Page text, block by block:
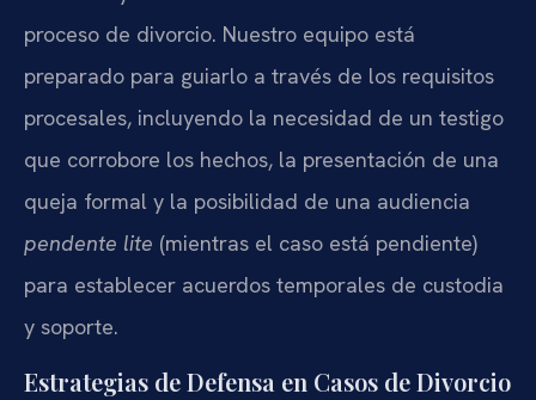
proceso de divorcio. Nuestro equipo está
preparado para guiarlo a través de los requisitos
procesales, incluyendo la necesidad de un testigo
que corrobore los hechos, la presentación de una
queja formal y la posibilidad de una audiencia
pendente lite (mientras el caso está pendiente)
para establecer acuerdos temporales de custodia
y soporte.
Estrategias de Defensa en Casos de Divorcio